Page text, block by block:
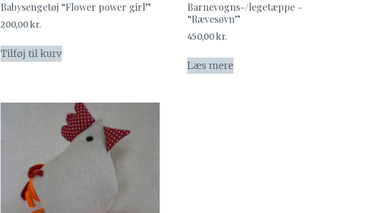
Babysengetøj “Flower power girl”
200,00kr.
Tilføj til kurv
Barnevogns-/legetæppe –
“Rævesøvn”
450,00kr.
Læs mere